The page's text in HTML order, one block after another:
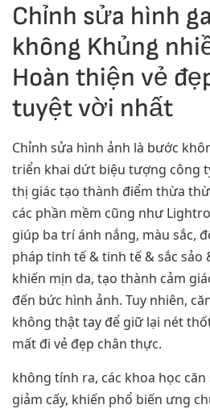
Chỉnh sửa hình
không Khủng
Hoàn thiện vẻ
tuyệt vời nhất
Chỉnh sửa hình ảnh là bước
triển khai dứt biệu tượng công
thị giác tạo thành điểm thừa
các phần mềm cũng như
giúp ba trí ánh nắng, màu sắc,
pháp tinh tế & tinh tế & sắc sảo
khiến mịn da, tạo thành cảm
đến bức hình ảnh. Tuy nhiên,
không thật tay để giữ lại nét
mất đi vẻ đẹp chân thực.
không tính ra, các khoa học
giảm cấy, khiến phổ biến ưng